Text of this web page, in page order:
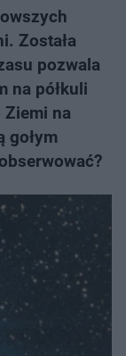
Została
pozwala
na półkuli
Ziemi na
gołym